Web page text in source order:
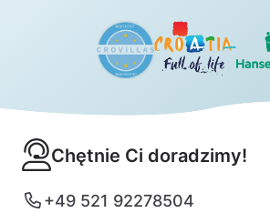
Chętnie Ci doradzimy!
+49 521 92278504